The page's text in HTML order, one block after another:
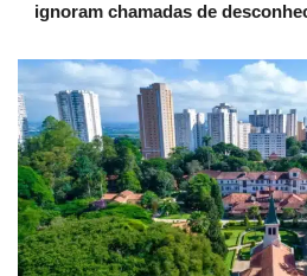
ignoram chamadas de